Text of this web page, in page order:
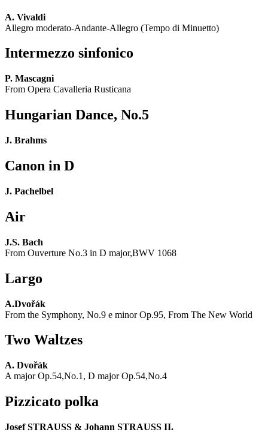
A. Vivaldi
Allegro moderato-Andante-Allegro (Tempo di Minuetto)
Intermezzo sinfonico
P. Mascagni
From Opera Cavalleria Rusticana
Hungarian Dance, No.5
J. Brahms
Canon in D
J. Pachelbel
Air
J.S. Bach
From Ouverture No.3 in D major,BWV 1068
Largo
A.Dvořák
From the Symphony, No.9 e minor Op.95, From The New World
Two Waltzes
A. Dvořák
A major Op.54,No.1, D major Op.54,No.4
Pizzicato polka
Josef STRAUSS & Johann STRAUSS II.